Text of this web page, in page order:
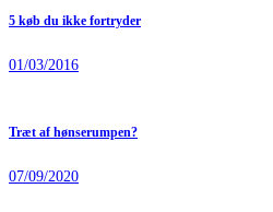
5 køb du ikke fortryder
01/03/2016
Træt af hønserumpen?
07/09/2020